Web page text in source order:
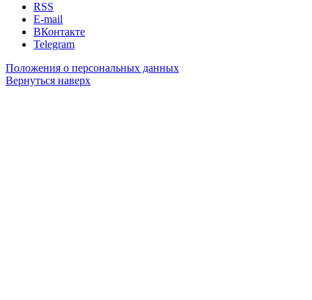
RSS
E-mail
ВКонтакте
Telegram
Положения о персональных данных
Вернуться наверх